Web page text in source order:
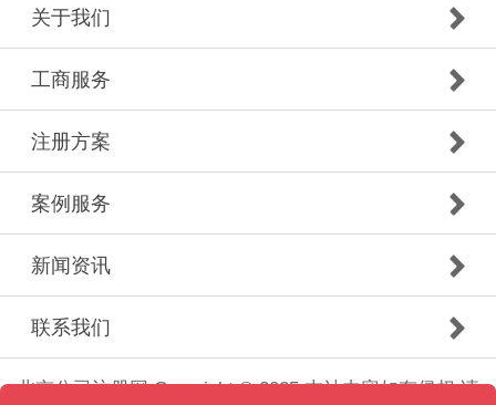
关于我们
工商服务
注册方案
案例服务
新闻资讯
联系我们
北京公司注册网 Copyright © 2025 本站内容如有侵权,请